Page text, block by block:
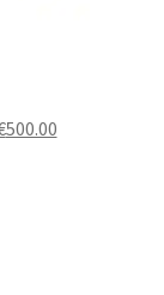
500.00Aktueller